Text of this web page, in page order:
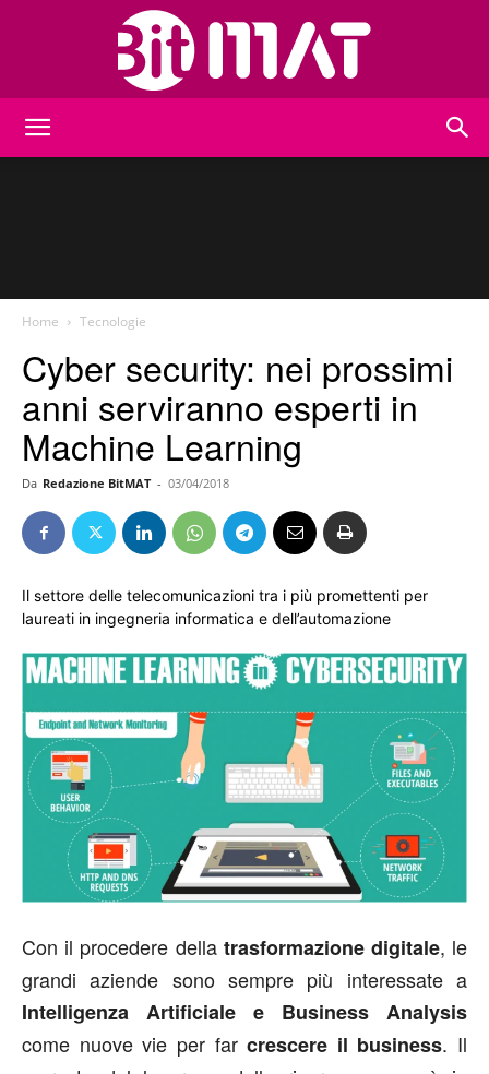
Home Tecnologie
Cyber security: nei prossimi
anni serviranno esperti in
Machine Learning
Da Redazione BitMAT - 03/04/2018
Il settore delle telecomunicazioni tra i più promettenti per
laureati in ingegneria informatica e dell’automazione
Con il procedere della trasformazione digitale, le
grandi aziende sono sempre più interessate a
Intelligenza Artificiale e Business Analysis
come nuove vie per farcrescere il business. Il